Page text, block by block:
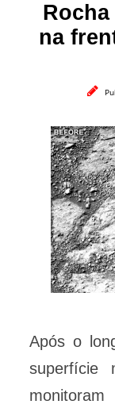
na
Após o
superfície